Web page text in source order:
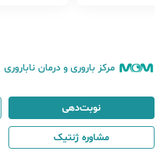
مرکز باروری و درمان ناباروری
نوبت‌دهی
مشاوره ژنتیک